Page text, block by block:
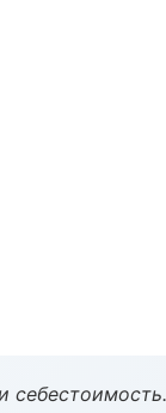
себестоимость.